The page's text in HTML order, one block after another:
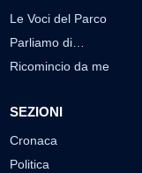
Le Voci del Parco
Parliamo di…
Ricomincio da me
SEZIONI
Cronaca
Politica